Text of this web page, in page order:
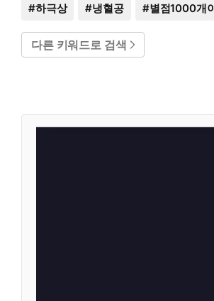
#하극상 #냉혈공 #별점1000개
다른 키워드로 검색